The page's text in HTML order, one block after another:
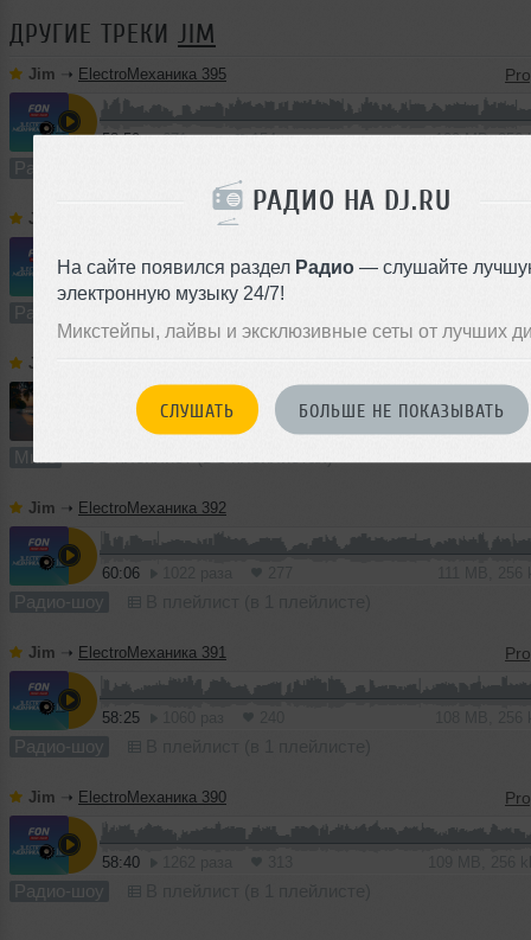
РАДИО НА DJ.RU
На сайте появился раздел Радио — слушайте
электронную музыку 24/7!
Микстейпы, лайвы и эксклюзивные сеты от лучших
СЛУШАТЬ БОЛЬШЕ НЕ ПОКАЗЫВАТЬ
ДРУГИЕ ТРЕКИ JIM
Jim ➝ ElectroМеханика 395
58:59 671 раз 154 109 MB, 256
Радио-шоу
Jim ElectroМеханика 394
412 1 110 MB, 256
Радио-шоу
Jim
64:10 648 119 MB, 256
Микс
Jim ➝ ElectroМеханика 392
60:06
Радио-шоу
Jim ➝ ElectroМеханика 391
58:25
Радио-шоу
Jim ➝ ElectroМеханика 390
58:40
Радио-шоу